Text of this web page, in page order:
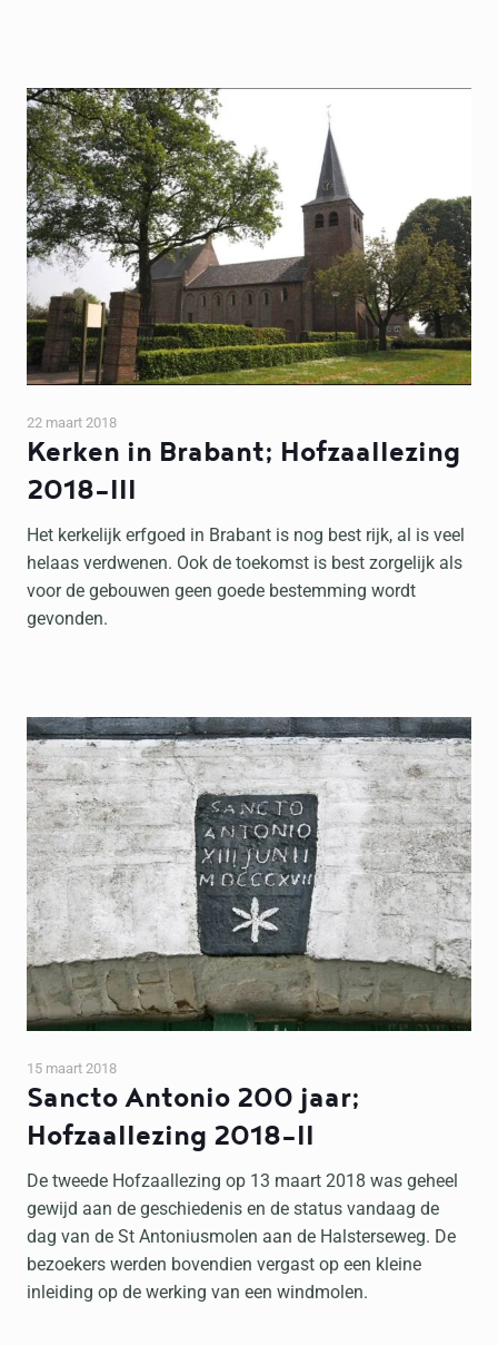
Kerken in Brabant; Hofzaallezing
2018-III
22 maart 2018
Het kerkelijk erfgoed in Brabant is nog best rijk, al is veel
helaas verdwenen. Ook de toekomst is best zorgelijk als
voor de gebouwen geen goede bestemming wordt
gevonden.
Sancto Antonio 200 jaar;
Hofzaallezing 2018-II
15 maart 2018
De tweede Hofzaallezing op 13 maart 2018 was geheel
gewijd aan de geschiedenis en de status vandaag de
dag van de St Antoniusmolen aan de Halsterseweg. De
bezoekers werden bovendien vergast op een kleine
inleiding op de werking van een windmolen.